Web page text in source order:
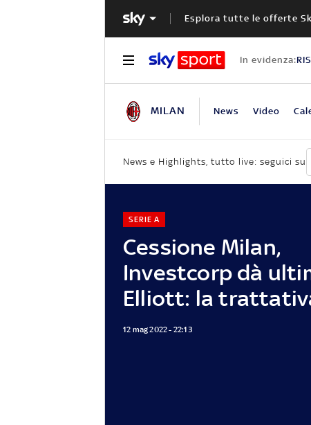
Esplora tutte le offerte
In evidenza:
MILAN News Video
News e Highlights, tutto live: seguici su
Cessione Milan,
Investcorp dà
Elliott: la
SERIE A
12 mag 2022 - 22:13